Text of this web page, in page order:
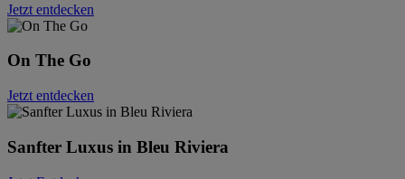
Jetzt entdecken
On The Go
Jetzt entdecken
Sanfter Luxus in Bleu Riviera